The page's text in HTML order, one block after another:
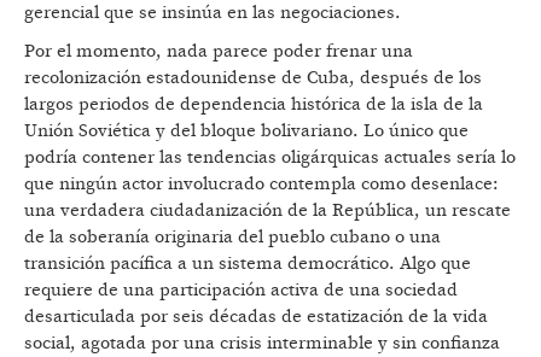
gerencial que se insinúa en las negociaciones.
Por el momento, nada parece poder frenar una
recolonización estadounidense de Cuba, después de los
largos periodos de dependencia histórica de la isla de la
Unión Soviética y del bloque bolivariano. Lo único que
podría contener las tendencias oligárquicas actuales sería lo
que ningún actor involucrado contempla como desenlace:
una verdadera ciudadanización de la República, un rescate
de la soberanía originaria del pueblo cubano o una
transición pacífica a un sistema democrático. Algo que
requiere de una participación activa de una sociedad
desarticulada por seis décadas de estatización de la vida
social, agotada por una crisis interminable y sin confianza